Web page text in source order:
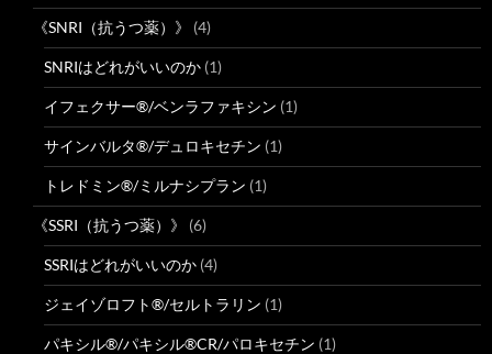
《SNRI（抗うつ薬）》 (4)
SNRIはどれがいいのか (1)
イフェクサー®/ベンラファキシン (1)
サインバルタ®/デュロキセチン (1)
トレドミン®/ミルナシプラン (1)
《SSRI（抗うつ薬）》 (6)
SSRIはどれがいいのか (4)
ジェイゾロフト®/セルトラリン (1)
パキシル®/パキシル®CR/パロキセチン (1)